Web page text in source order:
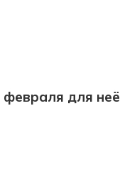
для неё